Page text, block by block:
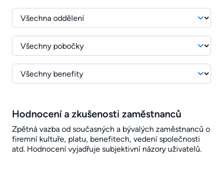
Hodnocení a zkušenosti zaměstnanců
Zpětná vazba od současných a bývalých zaměstnanců o
firemní kultuře, platu, benefitech, vedení společnosti
atd. Hodnocení vyjadřuje subjektivní názory uživatelů.